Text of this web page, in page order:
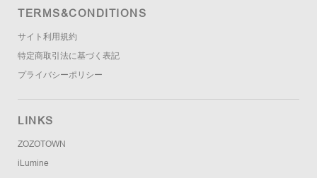
TERMS&CONDITIONS
サイト利用規約
特定商取引法に基づく表記
プライバシーポリシー
LINKS
ZOZOTOWN
iLumine